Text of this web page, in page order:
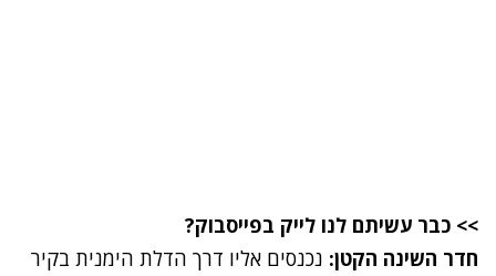
>> כבר עשיתם לנו לייק בפייסבוק?
חדר השינה הקטן: נכנסים אליו דרך הדלת הימנית בקיר